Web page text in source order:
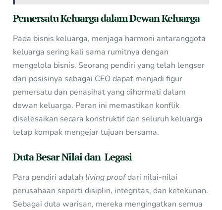
Pemersatu Keluarga dalam Dewan Keluarga
Pada bisnis keluarga, menjaga harmoni antaranggota
keluarga sering kali sama rumitnya dengan
mengelola bisnis. Seorang pendiri yang telah lengser
dari posisinya sebagai CEO dapat menjadi figur
pemersatu dan penasihat yang dihormati dalam
dewan keluarga. Peran ini memastikan konflik
diselesaikan secara konstruktif dan seluruh keluarga
tetap kompak mengejar tujuan bersama.
Duta Besar Nilai dan Legasi
Para pendiri adalah living proofdari nilai-nilai
perusahaan seperti disiplin, integritas, dan ketekunan.
Sebagai duta warisan, mereka mengingatkan semua